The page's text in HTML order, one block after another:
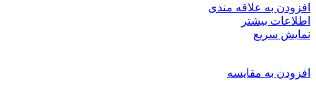
افزودن به علاقه مندی
اطلاعات بیشتر
نمایش سریع
افزودن به مقایسه